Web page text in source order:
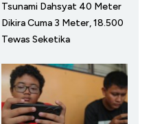
Tsunami Dahsyat 40 Meter
Dikira Cuma 3 Meter, 18.500
Tewas Seketika